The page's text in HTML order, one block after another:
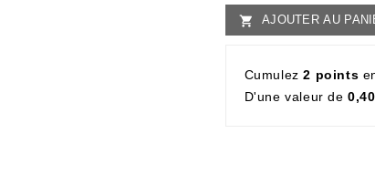
 AJOUTER AU
Cumulez2 points
D'une valeur de